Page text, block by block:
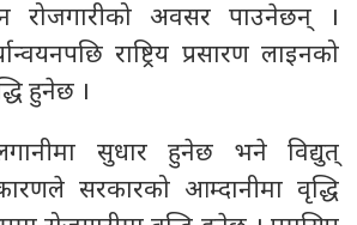
रोजगारीको अवसर पाउनेछन् ।
राष्ट्रिय प्रसारण लाइनको
हुनेछ ।
सुधार हुनेछ भने विद्युत्
सरकारको आम्दानीमा वृद्धि